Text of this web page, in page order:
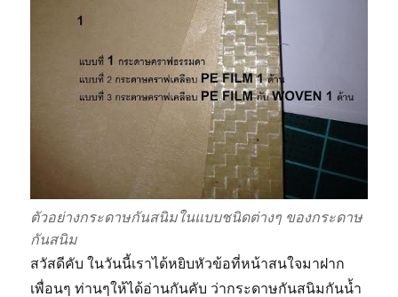
ตัวอย่างกระดาษกันสนิมในแบบชนิดต่างๆ ของกระดาษ
กันสนิม
สวัสดีคับ ในวันนี้เราได้หยิบหัวข้อที่หน้าสนใจมาฝาก
เพื่อนๆ ท่านๆให้ได้อ่านกันคับ ว่ากระดาษกันสนิมกันน้ำ